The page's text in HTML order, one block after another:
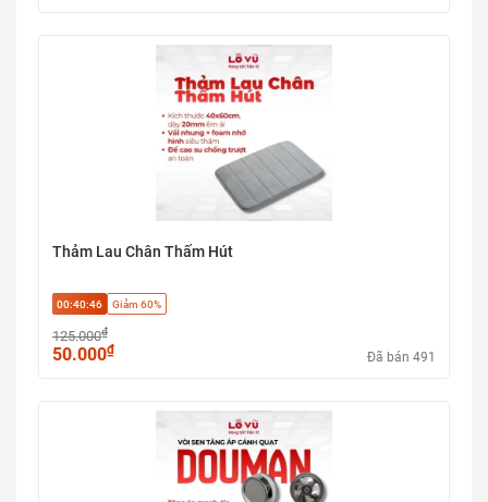
Thảm Lau Chân Thấm Hút
00:40:45 Giảm 60%
125.000₫
50.000₫ Đã bán 491